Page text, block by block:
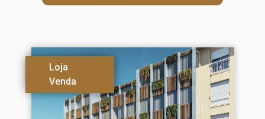
Loja
Venda